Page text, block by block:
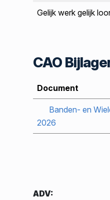
Gelijk werk gelijk
CAO
Document
Banden- en
2026
ADV: